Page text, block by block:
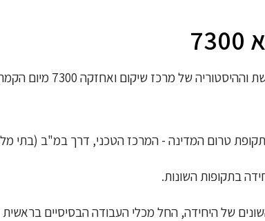
של מרכז שיקום ואחזקה 7300 מיום
טרום המדינה - המרכז הטכני, דרך במ"ב (בתי מלאכה
בתקופות השונות.
של היחידה, החל מכלי העבודה הבסיסיים